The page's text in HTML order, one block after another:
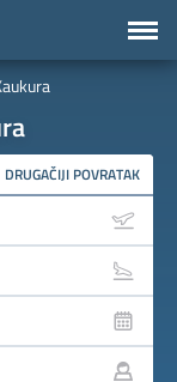
DRUGAČIJI POVRATAK